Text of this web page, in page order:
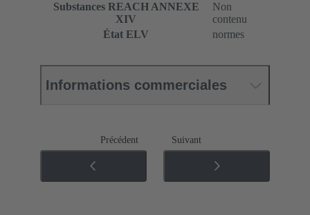
Substances REACH ANNEXE
XIV
Non
contenu
État ELV
normes
Informations commerciales
Précédent Suivant